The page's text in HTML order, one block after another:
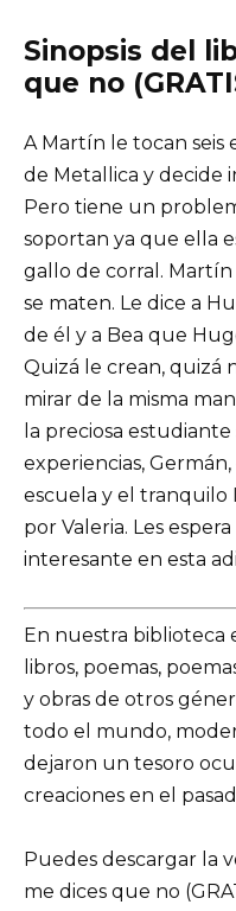
Sinopsis del
que no
A Martín le tocan seis
de Metallica y decide
Pero tiene un
soportan ya que ella
gallo de corral.
se maten. Le dice a
de él y a Bea que
Quizá le crean, quizá
mirar de la misma
la preciosa
experiencias,
escuela y el tranquilo
por Valeria. Les
interesante en esta
En nuestra biblioteca
libros, poemas,
y obras de otros
todo el mundo,
dejaron un tesoro
creaciones en el
Puedes descargar la
me dices que no